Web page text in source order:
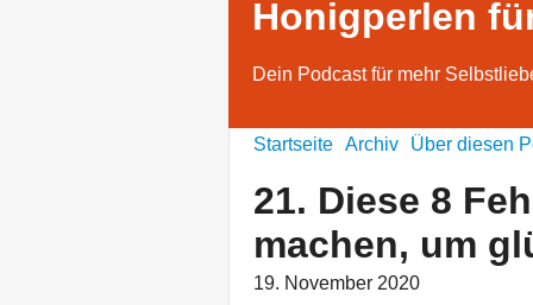
Honigperlen
Dein Podcast für mehr
Startseite Archiv Über diesen
21. Diese 8
machen, um
19. November 2020